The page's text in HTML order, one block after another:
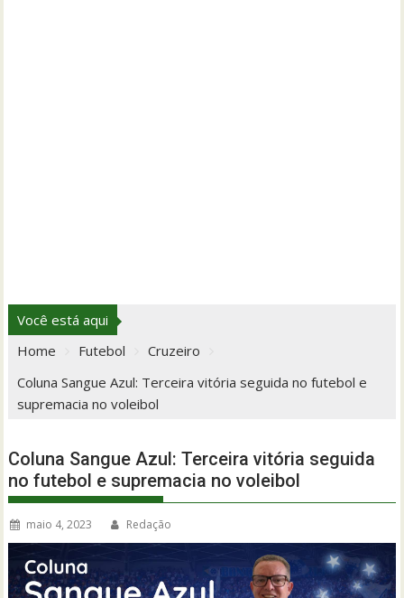
Você está aqui
Home
Futebol
Cruzeiro
Coluna Sangue Azul: Terceira vitória seguida no futebol e
supremacia no voleibol
Coluna Sangue Azul: Terceira vitória seguida
no futebol e supremacia no voleibol
maio 4, 2023 Redação